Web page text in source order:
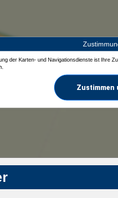
der Karten- und Navigationsdienste ist Ihre
Zustimmen